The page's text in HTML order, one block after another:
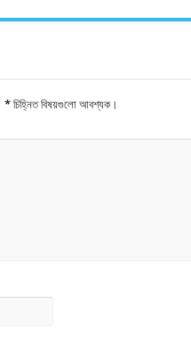
*চিহ্নিত বিষয়গুলো আবশ্যক।